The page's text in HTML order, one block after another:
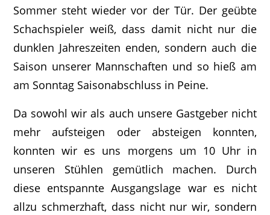
Sommer steht wieder vor der Tür. Der geübte
Schachspieler weiß, dass damit nicht nur die
dunklen Jahreszeiten enden, sondern auch die
Saison unserer Mannschaften und so hieß am
am Sonntag Saisonabschluss in Peine.
Da sowohl wir als auch unsere Gastgeber nicht
mehr aufsteigen oder absteigen konnten,
konnten wir es uns morgens um 10 Uhr in
unseren Stühlen gemütlich machen. Durch
diese entspannte Ausgangslage war es nicht
allzu schmerzhaft, dass nicht nur wir, sondern